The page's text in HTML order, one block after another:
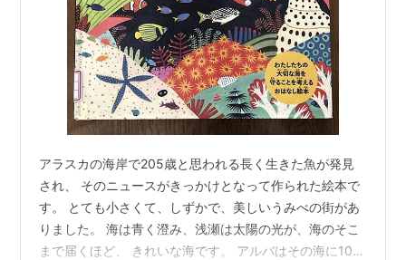
アラスカの海岸で205歳と思われる長く生きた魚が発見
され、 そのニュースがきっかけとなって作られた絵本で
す。 とても小さくて、しずかで、美しいうみべの街があ
りました。 海は青く澄み、浅瀬は太陽の光が、海のそこ
まで届くほど、 きれいな海です。 アルバはその海に100